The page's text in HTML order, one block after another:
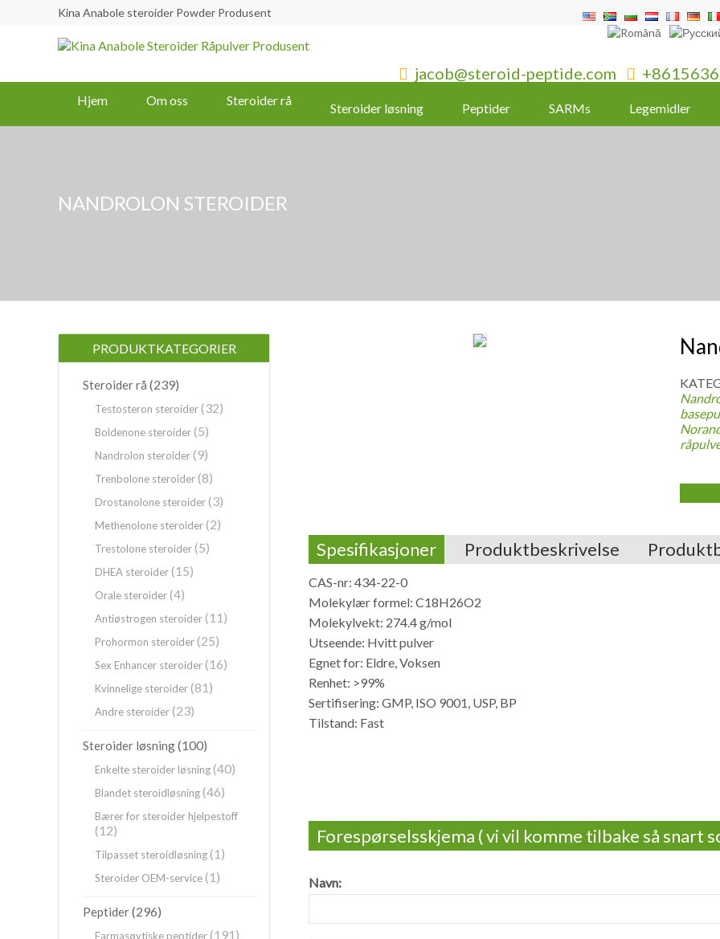
Kina Anabole steroider Powder Produsent
 jacob@steroid-peptide.com 
Hjem Om oss Steroider rå
Steroider løsning Peptider SARMs Legemidler
NANDROLON STEROIDER
Spesifikasjoner Produktbeskrivelse
CAS-nr: 434-22-0
Molekylær formel: C18H26O2
Molekylvekt: 274.4 g/mol
Utseende: Hvitt pulver
Egnet for: Eldre, Voksen
Renhet: >99%
Sertifisering: GMP, ISO 9001, USP, BP
Tilstand: Fast
Forespørselsskjema ( vi vil komme tilbake så snart
Navn:
PRODUKTKATEGORIER
Steroider rå (239)
Testosteron steroider(32)
Boldenone steroider(5)
Nandrolon steroider(9)
Trenbolone steroider(8)
Drostanolone steroider(3)
Methenolone steroider(2)
Trestolone steroider(5)
DHEA steroider(15)
Orale steroider(4)
Antiøstrogen steroider(11)
Prohormon steroider(25)
Sex Enhancer steroider(16)
Kvinnelige steroider(81)
Andre steroider(23)
Steroider løsning(100)
Enkelte steroider løsning(40)
Blandet steroidløsning(46)
Bærer for steroider hjelpestoff
(12)
Tilpasset steroidløsning(1)
Steroider OEM-service(1)
Peptider(296)
Farmasøytiske peptider(191)